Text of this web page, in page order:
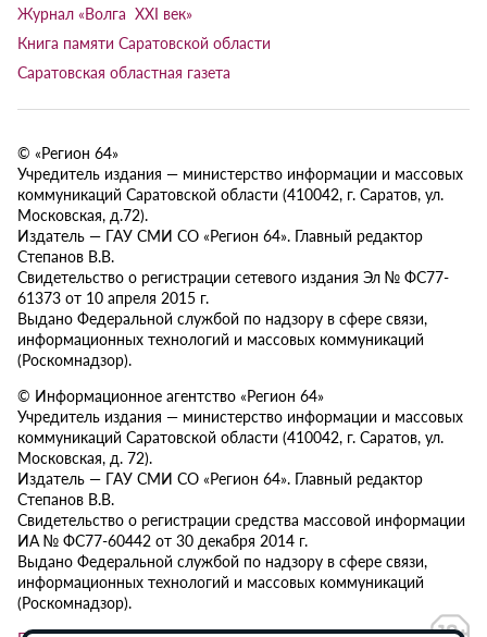
Журнал «Волга XXI век»
Книга памяти Саратовской области
Саратовская областная газета
© «Регион 64»
Учредитель издания — министерство информации и массовых
коммуникаций Саратовской области (410042, г. Саратов, ул.
Московская, д.72).
Издатель — ГАУ СМИ СО «Регион 64». Главный редактор
Степанов В.В.
Свидетельство о регистрации сетевого издания Эл № ФС77-
61373 от 10 апреля 2015 г.
Выдано Федеральной службой по надзору в сфере связи,
информационных технологий и массовых коммуникаций
(Роскомнадзор).
© Информационное агентство «Регион 64»
Учредитель издания — министерство информации и массовых
коммуникаций Саратовской области (410042, г. Саратов, ул.
Московская, д. 72).
Издатель — ГАУ СМИ СО «Регион 64». Главный редактор
Степанов В.В.
Свидетельство о регистрации средства массовой информации
ИА № ФС77-60442 от 30 декабря 2014 г.
Выдано Федеральной службой по надзору в сфере связи,
информационных технологий и массовых коммуникаций
(Роскомнадзор).